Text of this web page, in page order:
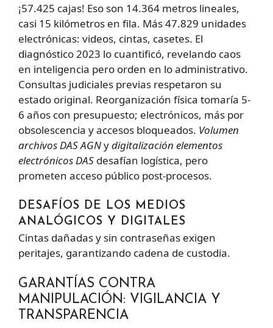
¡57.425 cajas! Eso son 14.364 metros lineales,
casi 15 kilómetros en fila. Más 47.829 unidades
electrónicas: videos, cintas, casetes. El
diagnóstico 2023 lo cuantificó, revelando caos
en inteligencia pero orden en lo administrativo.
Consultas judiciales previas respetaron su
estado original. Reorganización física tomaría 5-
6 años con presupuesto; electrónicos, más por
obsolescencia y accesos bloqueados. Volumen
archivos DAS AGNydigitalización elementos
electrónicos DAS desafían logística, pero
prometen acceso público post-procesos.
DESAFÍOS DE LOS MEDIOS
ANALÓGICOS Y DIGITALES
Cintas dañadas y sin contraseñas exigen
peritajes, garantizando cadena de custodia.
GARANTÍAS CONTRA
MANIPULACIÓN: VIGILANCIA Y
TRANSPARENCIA